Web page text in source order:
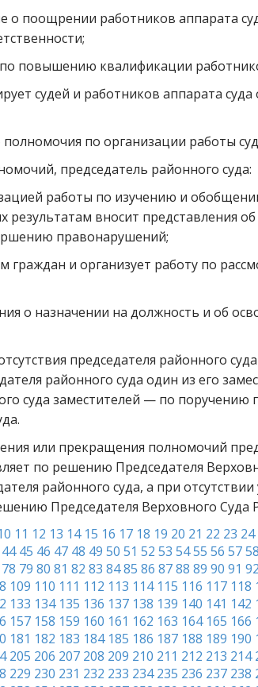
поощрении работников аппарата
повышению квалификации
судей и работников аппарата суда
по организации работы
председатель районного суда:
работы по изучению и
результатам вносит представления
правонарушений;
и организует работу по
о назначении на должность и об
председателя районного
районного суда один из его
суда заместителей — по поручению
или прекращения полномочий
по решению Председателя
районного суда, а при
Председателя Верховного Суда
11 12 13 14 15 16 17 18 19 20 21 22 23 24
44 45 46 47 48 49 50 51 52 53 5455 56 5758
78 79 80 81 82 83 8485 86 8788 89 90 91 92
109 110 111 112 113 114 115 116 117 118
133 134 135 136 137 138 139 140 141 142
157 158 159 160 161 162 163 164 165 166
181 182 183 184 185 186 187 188 189 190
205 206 207 208 209 210 211 212 213 214
229 230 231 232 233 234 235 236 237 238